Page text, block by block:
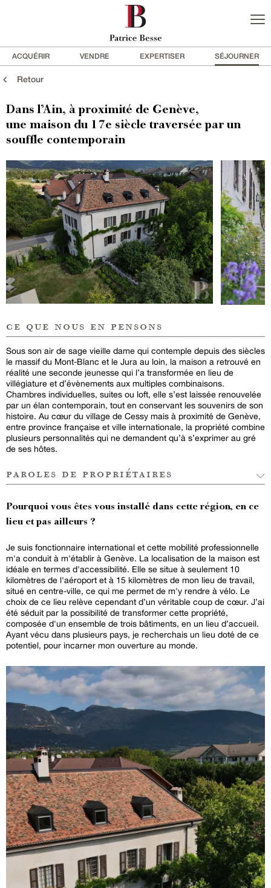
ACQUÉRIR VENDRE EXPERTISER SÉJOURNER
Retour
Dans l’Ain, à proximité de Genève,
une maison du 17e siècle traversée par un
souffle contemporain
ce que nous en pensons
Sous son air de sage vieille dame qui contemple depuis des siècles
le massif du Mont-Blanc et le Jura au loin, la maison a retrouvé en
réalité une seconde jeunesse qui l’a transformée en lieu de
villégiature et d’évènements aux multiples combinaisons.
Chambres individuelles, suites ou loft, elle s’est laissée renouvelée
par un élan contemporain, tout en conservant les souvenirs de son
histoire. Au cœur du village de Cessy mais à proximité de Genève,
entre province française et ville internationale, la propriété combine
plusieurs personnalités qui ne demandent qu’à s’exprimer au gré
de ses hôtes.
paroles de propriétaires
Pourquoi vous êtes vous installé dans cette région, en ce
lieu et pas ailleurs ?
Je suis fonctionnaire international et cette mobilité professionnelle
m'a conduit à m'établir à Genève. La localisation de la maison est
idéale en termes d'accessibilité. Elle se situe à seulement 10
kilomètres de l'aéroport et à 15 kilomètres de mon lieu de travail,
situé en centre-ville, ce qui me permet de m'y rendre à vélo. Le
choix de ce lieu relève cependant d’un véritable coup de cœur. J’ai
été séduit par la possibilité de transformer cette propriété,
composée d'un ensemble de trois bâtiments, en un lieu d’accueil.
Ayant vécu dans plusieurs pays, je recherchais un lieu doté de ce
potentiel, pour incarner mon ouverture au monde.